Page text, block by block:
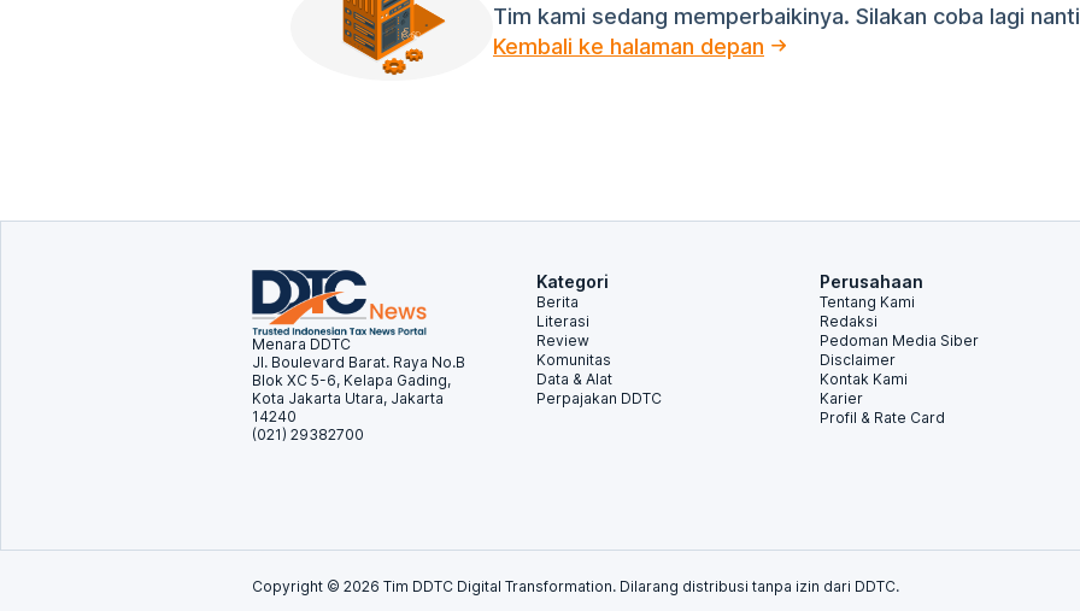
Tim kami sedang memperbaikinya. Silakan coba lagi
Kembali ke halaman depan
Menara DDTC
Jl. Boulevard Barat. Raya No.B
Blok XC 5-6, Kelapa Gading,
Kota Jakarta Utara, Jakarta
14240
(021) 29382700
Kategori
Berita
Literasi
Review
Komunitas
Data & Alat
Perpajakan DDTC
Perusahaan
Tentang Kami
Redaksi
Pedoman Media Siber
Disclaimer
Kontak Kami
Karier
Profil & Rate Card
Copyright © 2026 Tim DDTC Digital Transformation. Dilarang distribusi tanpa izin dari DDTC.